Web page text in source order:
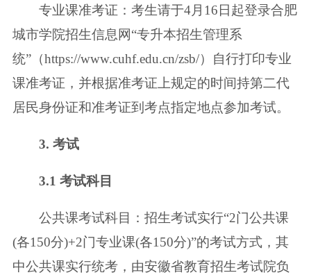
专业课准考证：考生请于4月16日起登录合肥
城市学院招生信息网“专升本招生管理系
统”（https://www.cuhf.edu.cn/zsb/）自行打印专业
课准考证，并根据准考证上规定的时间持第二代
居民身份证和准考证到考点指定地点参加考试。
3. 考试
3.1 考试科目
公共课考试科目：招生考试实行“2门公共课
(各150分)+2门专业课(各150分)”的考试方式，其
中公共课实行统考，由安徽省教育招生考试院负